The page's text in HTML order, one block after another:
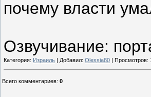
почему власти
Озвучивание:
Категория: Израиль | Добавил: Olessia80 | Просмотров:
Всего комментариев: 0